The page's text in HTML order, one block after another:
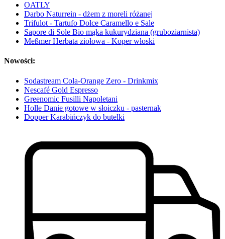
OATLY
Darbo Naturrein - dżem z moreli różanej
Trifulot - Tartufo Dolce Caramello e Sale
Sapore di Sole Bio mąka kukurydziana (gruboziarnista)
Meßmer Herbata ziołowa - Koper włoski
Nowości:
Sodastream Cola-Orange Zero - Drinkmix
Nescafé Gold Espresso
Greenomic Fusilli Napoletani
Holle Danie gotowe w słoiczku - pasternak
Dopper Karabińczyk do butelki